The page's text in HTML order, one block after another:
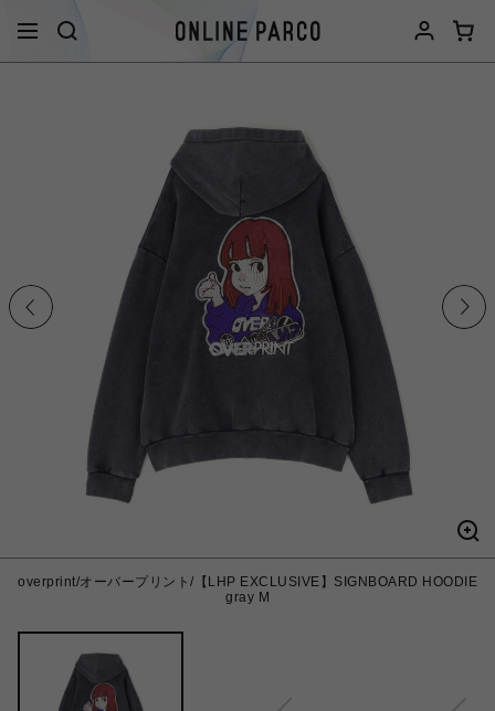
overprint/オーバープリント/【LHP EXCLUSIVE】SIGNBOARD HOODIE
gray M